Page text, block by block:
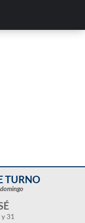
TURNO
31